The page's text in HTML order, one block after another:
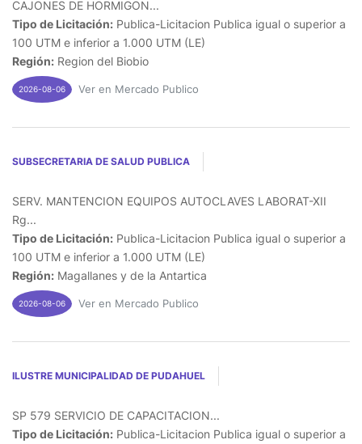
CAJONES DE HORMIGON...
Tipo de Licitación: Publica-Licitacion Publica igual o superior a
100 UTM e inferior a 1.000 UTM (LE)
Región: Region del Biobio
2026-08-06 Ver en Mercado Publico
SUBSECRETARIA DE SALUD PUBLICA
SERV. MANTENCION EQUIPOS AUTOCLAVES LABORAT-XII
Rg...
Tipo de Licitación: Publica-Licitacion Publica igual o superior a
100 UTM e inferior a 1.000 UTM (LE)
Región: Magallanes y de la Antartica
2026-08-06 Ver en Mercado Publico
ILUSTRE MUNICIPALIDAD DE PUDAHUEL
SP 579 SERVICIO DE CAPACITACION...
Tipo de Licitación: Publica-Licitacion Publica igual o superior a